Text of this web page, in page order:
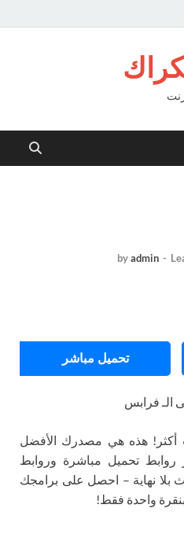
byadmin -
تحميل مباشر
الـ فرابس
أكثر! هذه هي مصدرك الأفضل
روابط تحميل مباشرة وروابط
بلا نهاية – احصل على برامجك
بنقرة واحدة فقط!